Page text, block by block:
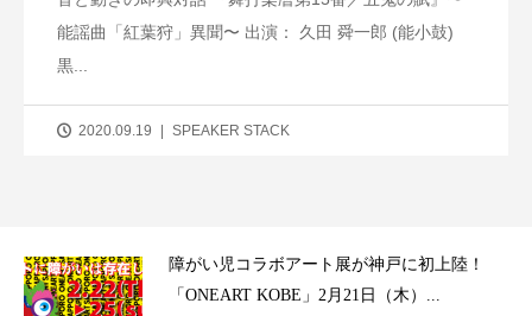
能謡曲「紅葉狩」異聞〜 出演： 久田 舜一郎 (能小鼓)
黒...
2020.09.19 SPEAKER STACK
障がい児コラボアート展が神戸に初上陸！
「ONEART KOBE」2月21日（木）...